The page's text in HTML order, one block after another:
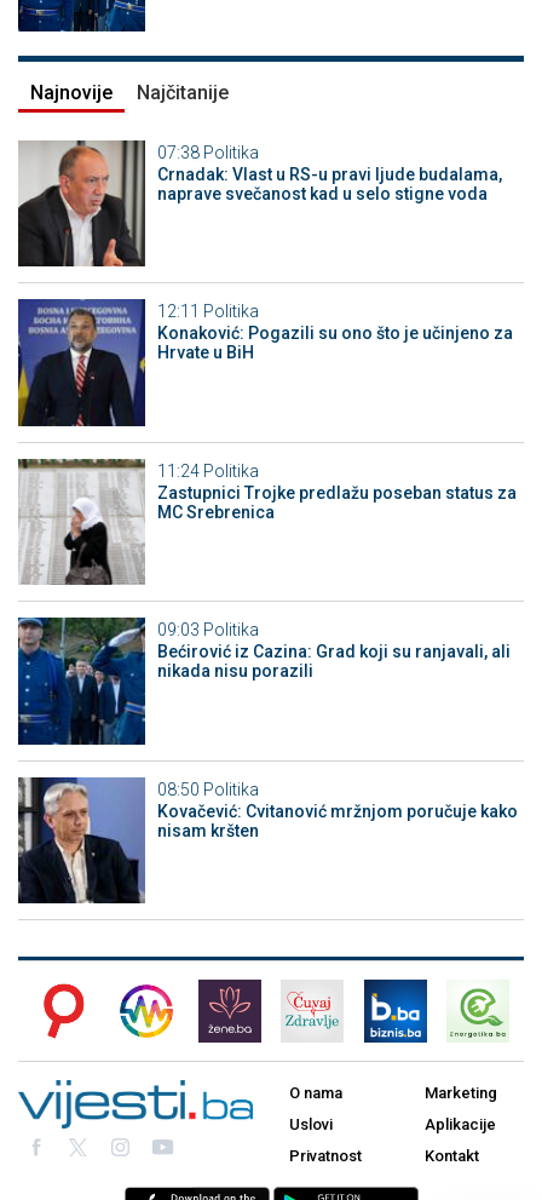
Najnovije Najčitanije
07:38 Politika
Crnadak: Vlast u RS-u pravi ljude budalama,
naprave svečanost kad u selo stigne voda
12:11 Politika
Konaković: Pogazili su ono što je učinjeno za
Hrvate u BiH
11:24 Politika
Zastupnici Trojke predlažu poseban status za
MC Srebrenica
09:03 Politika
Bećirović iz Cazina: Grad koji su ranjavali, ali
nikada nisu porazili
08:50 Politika
Kovačević: Cvitanović mržnjom poručuje kako
nisam kršten
O nama
Uslovi
Privatnost
Marketing
Aplikacije
Kontakt